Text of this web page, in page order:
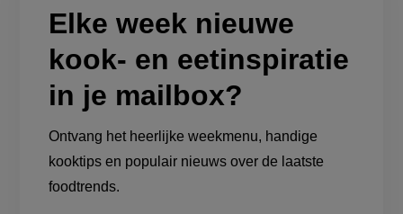
kook- en eetinspiratie
in je mailbox?
Ontvang het heerlijke weekmenu, handige
kooktips en populair nieuws over de laatste
foodtrends.
Show/hide